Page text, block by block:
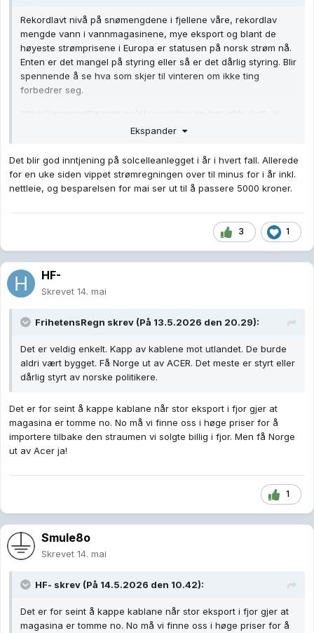
Rekordlavt nivå på snømengdene i fjellene våre, rekordlav
mengde vann i vannmagasinene, mye eksport og blant de
høyeste strømprisene i Europa er statusen på norsk strøm nå.
Enten er det mangel på styring eller så er det dårlig styring. Blir
spennende å se hva som skjer til vinteren om ikke ting
forbedrer seg.
https://www.nettavisen.no/okonomi/norge-har-aldri-hatt-et-
storre-underskudd-av-strom-pa-lager/s/5-95-3035286
Ekspander
Det blir god inntjening på solcelleanlegget i år i hvert fall. Allerede
for en uke siden vippet strømregningen over til minus for i år inkl.
nettleie, og besparelsen for mai ser ut til å passere 5000 kroner.
3 1
HF-
Skrevet 14. mai
FrihetensRegn skrev (På 13.5.2026 den 20.29):
Det er veldig enkelt. Kapp av kablene mot utlandet. De burde
aldri vært bygget. Få Norge ut av ACER. Det meste er styrt eller
dårlig styrt av norske politikere.
Det er for seint å kappe kablane når stor eksport i fjor gjer at
magasina er tomme no. No må vi finne oss i høge priser for å
importere tilbake den straumen vi solgte billig i fjor. Men få Norge
ut av Acer ja!
1
Smule8o
Skrevet 14. mai
HF- skrev (På 14.5.2026 den 10.42):
Det er for seint å kappe kablane når stor eksport i fjor gjer at
magasina er tomme no. No må vi finne oss i høge priser for å